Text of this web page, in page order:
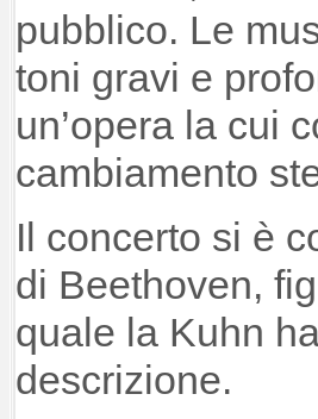
pubblico. Le
toni gravi e
un’opera la cui
cambiamento
Il concerto si è
di Beethoven,
quale la Kuhn
descrizione.